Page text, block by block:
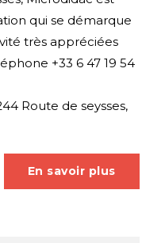
qui se démarque
très appréciées
+33 6 47 19 54
Route de seysses,
En savoir plus